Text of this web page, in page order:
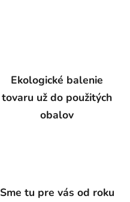
Ekologické balenie
tovaru už do použitých
obalov
Sme tu pre vás od roku